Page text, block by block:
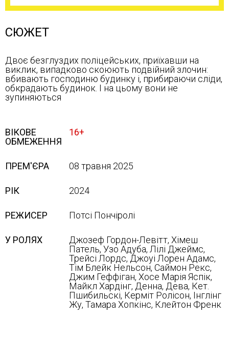
СЮЖЕТ
Двоє безглуздих поліцейських, приїхавши на
виклик, випадково скоюють подвійний злочин:
вбивають господиню будинку і, прибираючи сліди,
обкрадають будинок. І на цьому вони не
зупиняються
ВІКОВЕ
ОБМЕЖЕННЯ
16+
ПРЕМ'ЄРА 08 травня 2025
РІК 2024
РЕЖИСЕР Потсі Пончіролі
У РОЛЯХ
Джозеф Гордон-Левітт, Хімеш
Патель, Узо Адуба, Лілі Джеймс,
Трейсі Лордс, Джоуі Лорен Адамс,
Тім Блейк Нельсон, Саймон Рекс,
Джим Геффіган, Хосе Марія Яспік,
Майкл Хардінг, Денна, Дева, Кет.
Пшибильскі, Керміт Ролісон, Інглінг
Жу, Тамара Хопкінс, Клейтон Френк